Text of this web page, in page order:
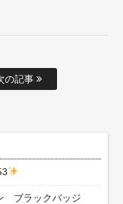
の記事
ブラックバッジ